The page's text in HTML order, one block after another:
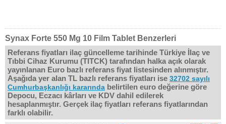
Synax Forte 550 Mg 10 Film Tablet Benzerleri
Referans fiyatları ilaç güncelleme tarihinde Türkiye İlaç ve
Tıbbi Cihaz Kurumu (TITCK) tarafından halka açık olarak
yayınlanan Euro bazlı referans fiyat listesinden alınmıştır.
Aşağıda yer alan TL bazlı referans fiyatları ise 32702 sayılı
Cumhurbaşkanlığı kararında belirtilen euro değerine göre
Depocu, Eczacı kârları ve KDV dahil edilerek
hesaplanmıştır. Gerçek ilaç fiyatları referans fiyatlarından
farklı olabilir.